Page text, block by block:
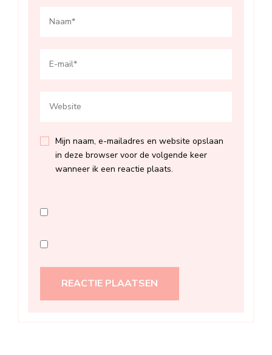
Mijn naam, e-mailadres en website opslaan
in deze browser voor de volgende keer
wanneer ik een reactie plaats.